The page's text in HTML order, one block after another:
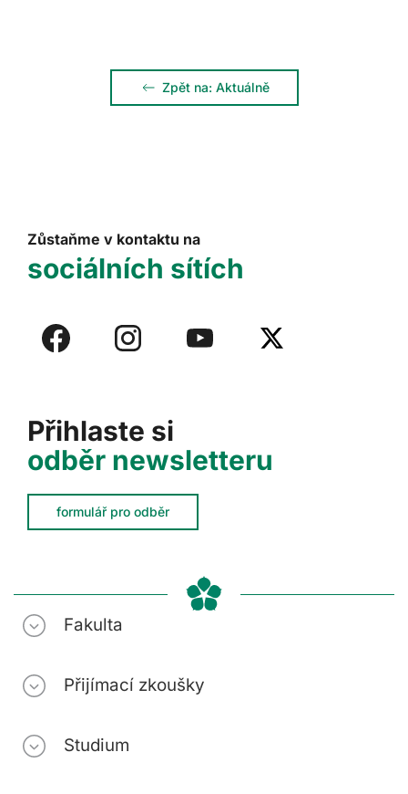
Zpět na: Aktuálně
Přihlaste si
odběr newsletteru
formulář pro odběr
Zůstaňme v kontaktu na
sociálních sítích
Fakulta
Přijímací zkoušky
Studium